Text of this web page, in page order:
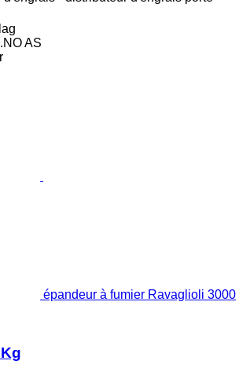
AS
épandeur à fumier Ravaglioli 3000